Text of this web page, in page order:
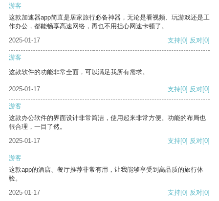
游客
这款加速器app简直是居家旅行必备神器，无论是看视频、玩游戏还是工
作办公，都能畅享高速网络，再也不用担心网速卡顿了。
2025-01-17
支持[0] 反对[0]
游客
这款软件的功能非常全面，可以满足我所有需求。
2025-01-17 支持[0] 反对[0]
游客
这款办公软件的界面设计非常简洁，使用起来非常方便。功能的布局也
很合理，一目了然。
2025-01-17
支持[0] 反对[0]
游客
这款app的酒店、餐厅推荐非常有用，让我能够享受到高品质的旅行体
验。
2025-01-17
支持[0] 反对[0]